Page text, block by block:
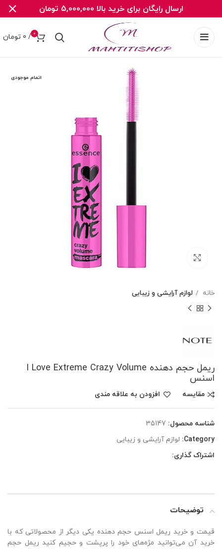
0
/
0 تومان
اتمام موجودی
خانه لوازم آرایشی و زیبایی
ریمل حجم دهنده I Love Extreme Crazy Volume
اسنس
مقایسه افزودن به علاقه مندی
شناسه محصول: 35147
Category: لوازم آرایشی و زیبایی
اشتراک گذاری:
توضیحات
قیمت و خرید ریمل اسنس حجم دهنده یکی دیگر از محصولاتی که با
خرید آن می‌توانید مژه‌های خود را پرپشت و حجیم کنید ریمل حجم
ارسال رایگان برای خرید بالا 5,000,000 تومان